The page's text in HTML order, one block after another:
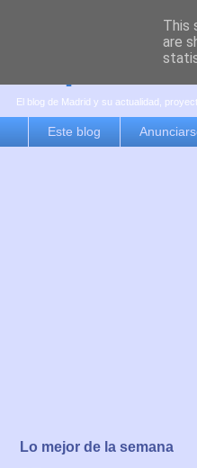
es por
El blog de Madrid y su actualidad,
Este blog
Lo mejor de la semana
This
are